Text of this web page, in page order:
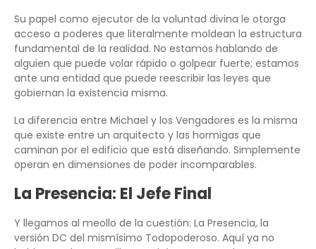
Su papel como ejecutor de la voluntad divina le otorga
acceso a poderes que literalmente moldean la estructura
fundamental de la realidad. No estamos hablando de
alguien que puede volar rápido o golpear fuerte; estamos
ante una entidad que puede reescribir las leyes que
gobiernan la existencia misma.
La diferencia entre Michael y los Vengadores es la misma
que existe entre un arquitecto y las hormigas que
caminan por el edificio que está diseñando. Simplemente
operan en dimensiones de poder incomparables.
La Presencia: El Jefe Final
Y llegamos al meollo de la cuestión: La Presencia, la
versión DC del mismísimo Todopoderoso. Aquí ya no